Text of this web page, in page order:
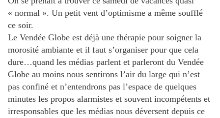
« normal ». Un petit vent d’optimisme a même soufflé
ce soir.
Le Vendée Globe est déjà une thérapie pour soigner la
morosité ambiante et il faut s’organiser pour que cela
dure…quand les médias parlent et parleront du Vendée
Globe au moins nous sentirons l’air du large qui n’est
pas confiné et n’entendrons pas l’espace de quelques
minutes les propos alarmistes et souvent incompétents et
irresponsables que les médias nous déversent depuis ce